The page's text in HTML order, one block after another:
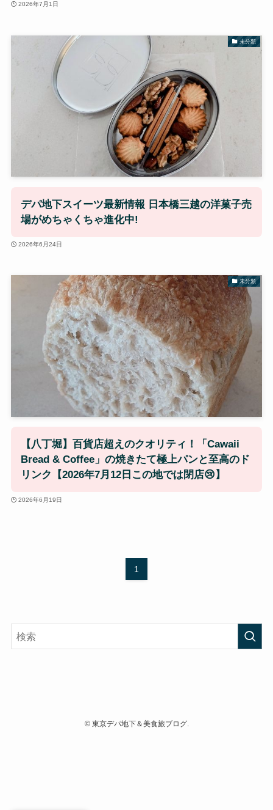
2026年7月1日
未分類
デパ地下スイーツ最新情報 日本橋三越の洋菓子売
場がめちゃくちゃ進化中!
2026年6月24日
未分類
【八丁堀】百貨店超えのクオリティ！「Cawaii
Bread & Coffee」の焼きたて極上パンと至高のド
リンク【2026年7月12日この地では閉店😢】
2026年6月19日
1
©東京デパ地下＆美食旅ブログ.